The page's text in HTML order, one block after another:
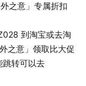
之意」专属折扣
跳转可以去